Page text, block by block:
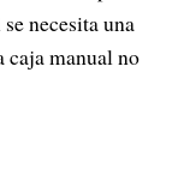
necesita una
manual no